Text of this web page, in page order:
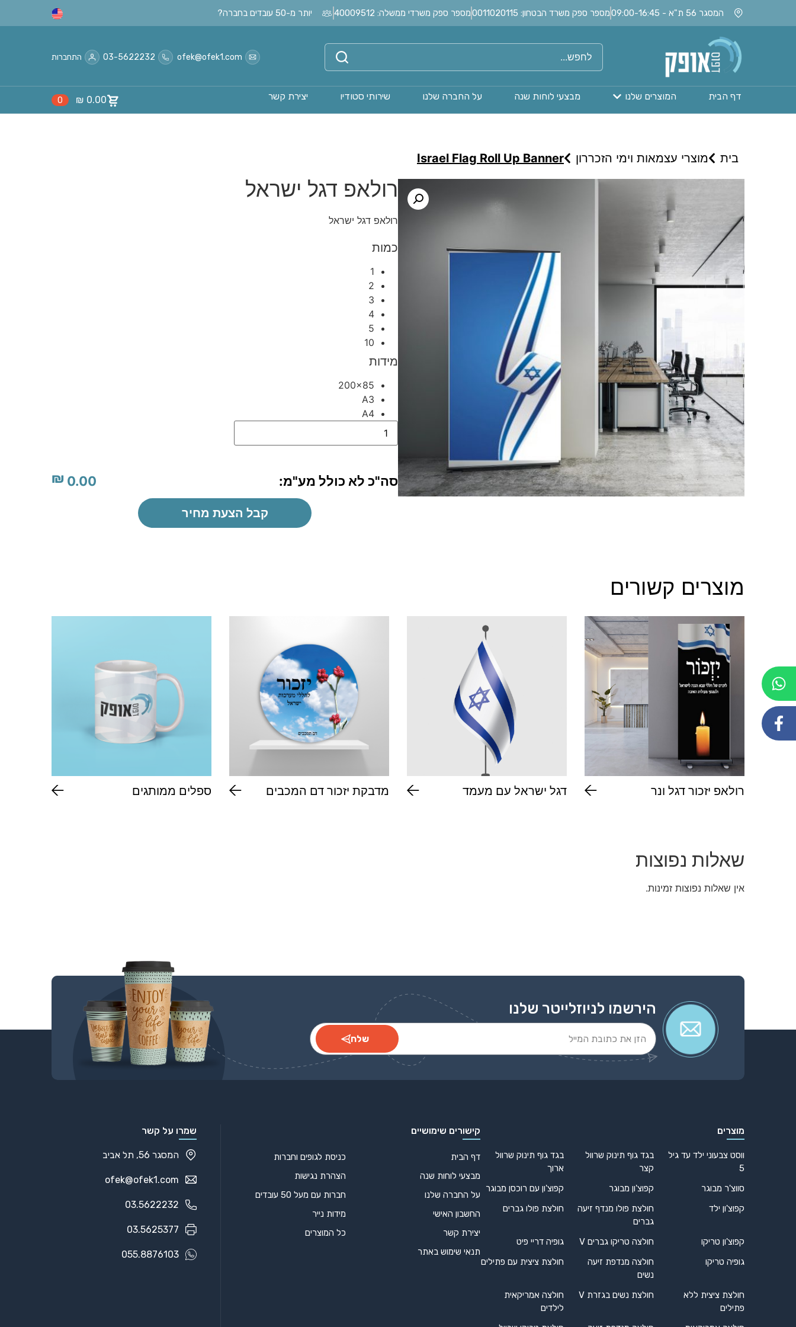
המסגר 56 ת"א - 09:00-16:45 מספר ספק משרד הבטחון: 0011020115 מספר ספק משרדי ממשלה: 40009512 יותר מ-50 עובדים בחברה?
ofek@ofek1.com
03-5622232 התחברות
דף הבית המוצרים שלנו מבצעי לוחות שנה על החברה שלנו שירותי סטודיו יצירת קשר ₪ 0.00
0
בית מוצרי עצמאות וימי הזכררון Israel Flag Roll Up Banner
רולאפ דגל ישראל
רולאפ דגל ישראל
כמות
1
2
3
4
5
10
מידות
200x85
A3
A4
סה"כ לא כולל מע"מ: ₪ 0.00
קבל הצעת מחיר
מוצרים קשורים
רולאפ יזכור דגל ונר דגל ישראל עם מעמד
מדבקת יזכור דם המכבים
ספלים ממותגים
שאלות נפוצות
אין שאלות נפוצות זמינות.
הירשמו לניוזלייטר שלנו
שלח
Alternative:
מוצרים
ווסט צבעוני ילד עד גיל
5
בגד גוף תינוק שרוול
קצר
בגד גוף תינוק שרוול
ארוך
סווצ'ר מבוגר
קפוצ'ון מבוגר
קפוצ'ון עם רוכסן מבוגר
קפוצ'ון ילד
חולצת פולו מנדף זיעה
גברים
חולצת פולו גברים
קפוצ'ון טריקו חולצה טריקו גברים V
גופיה דריי פיט
גופיה טריקו
חולצה מנדפת זיעה
נשים
חולצת ציצית עם פתילים
חולצת ציצית ללא
פתילים
חולצת נשים בגזרת V
חולצה אמריקאית
לילדים
קישורים שימושיים
דף הבית
מבצעי לוחות שנה
על החברה שלנו
החשבון האישי
יצירת קשר
תנאי שימוש באתר
כניסת לגופים וחברות
הצהרת נגישות
חברות עם מעל 50 עובדים
מידות נייר
כל המוצרים
שמרו על קשר
המסגר 56, תל אביב
ofek@ofek1.com
03.5622232
03.5625377
055.8876103